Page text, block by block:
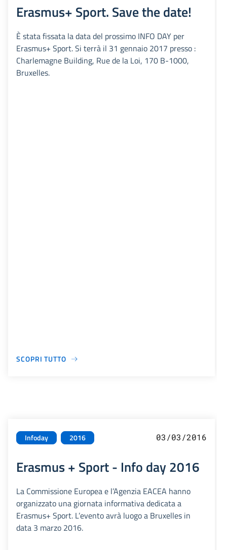
Erasmus+ Sport. Save the date!
È stata fissata la data del prossimo INFO DAY per
Erasmus+ Sport. Si terrà il 31 gennaio 2017 presso :
Charlemagne Building, Rue de la Loi, 170 B-1000,
Bruxelles.
SCOPRI TUTTO
Infoday 2016 03/03/2016
Erasmus + Sport - Info day 2016
La Commissione Europea e l’Agenzia EACEA hanno
organizzato una giornata informativa dedicata a
Erasmus+ Sport. L’evento avrà luogo a Bruxelles in
data 3 marzo 2016.